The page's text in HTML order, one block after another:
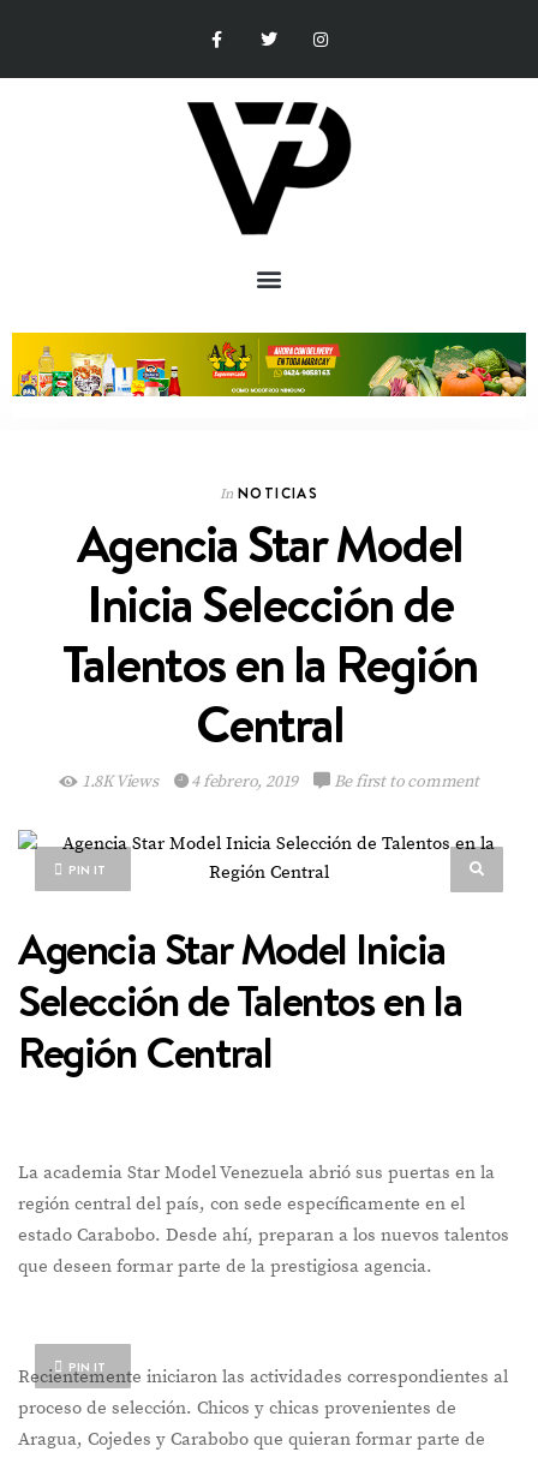
In NOTICIAS
Agencia Star Model
Inicia Selección de
Talentos en la Región
Central
1.8K Views 4 febrero, 2019 Be first to comment
PIN IT
Agencia Star Model Inicia
Selección de Talentos en la
Región Central
La academia Star Model Venezuela abrió sus puertas en la
región central del país, con sede específicamente en el
estado Carabobo. Desde ahí, preparan a los nuevos talentos
que deseen formar parte de la prestigiosa agencia.
PIN IT
Recientemente iniciaron las actividades correspondientes al
proceso de selección. Chicos y chicas provenientes de
Aragua, Cojedes y Carabobo que quieran formar parte de